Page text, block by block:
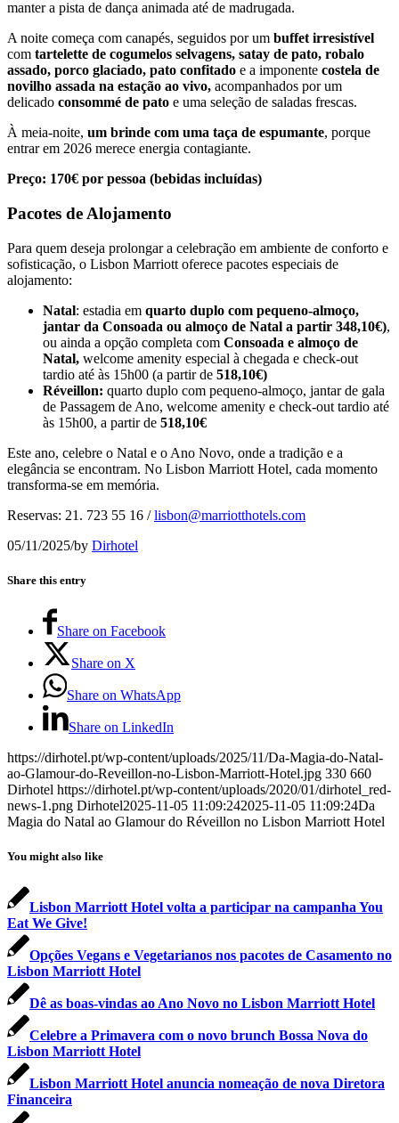
manter a pista de dança animada até de madrugada.
A noite começa com canapés, seguidos por um buffet irresistível
com tartelette de cogumelos selvagens, satay de pato, robalo
assado, porco glaciado, pato confitado e a imponente costela de
novilho assada na estação ao vivo, acompanhados por um
delicado consommé de pato e uma seleção de saladas frescas.
À meia-noite, um brinde com uma taça de espumante, porque
entrar em 2026 merece energia contagiante.
Preço: 170€ por pessoa (bebidas incluídas)
Pacotes de Alojamento
Para quem deseja prolongar a celebração em ambiente de conforto e
sofisticação, o Lisbon Marriott oferece pacotes especiais de
alojamento:
Natal: estadia em quarto duplo com pequeno-almoço,
jantar da Consoada ou almoço de Natal a partir 348,10€),
ou ainda a opção completa com Consoada e almoço de
Natal, welcome amenity especial à chegada e check-out
tardio até às 15h00 (a partir de 518,10€)
Réveillon: quarto duplo com pequeno-almoço, jantar de gala
de Passagem de Ano, welcome amenity e check-out tardio até
às 15h00, a partir de 518,10€
Este ano, celebre o Natal e o Ano Novo, onde a tradição e a
elegância se encontram. No Lisbon Marriott Hotel, cada momento
transforma-se em memória.
Reservas: 21. 723 55 16 /lisbon@marriotthotels.com
05/11/2025/by Dirhotel
Share this entry
Share on Facebook
Share on X
Share on WhatsApp
Share on LinkedIn
https://dirhotel.pt/wp-content/uploads/2025/11/Da-Magia-do-Natal-
ao-Glamour-do-Reveillon-no-Lisbon-Marriott-Hotel.jpg 330 660
Dirhotel https://dirhotel.pt/wp-content/uploads/2020/01/dirhotel_red-
news-1.png Dirhotel2025-11-05 11:09:242025-11-05 11:09:24Da
Magia do Natal ao Glamour do Réveillon no Lisbon Marriott Hotel
You might also like
Lisbon Marriott Hotel volta a participar na campanha You
Eat We Give!
Opções Vegans e Vegetarianos nos pacotes de Casamento no
Lisbon Marriott Hotel
Dê as boas-vindas ao Ano Novo no Lisbon Marriott Hotel
Celebre a Primavera com o novo brunch Bossa Nova do
Lisbon Marriott Hotel
Lisbon Marriott Hotel anuncia nomeação de nova Diretora
Financeira